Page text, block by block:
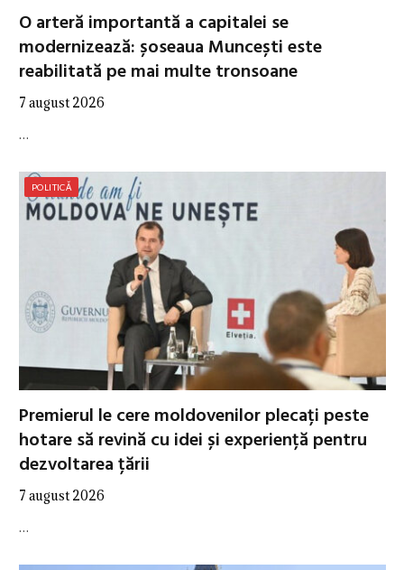
O arteră importantă a capitalei se
modernizează: șoseaua Muncești este
reabilitată pe mai multe tronsoane
7 august 2026
…
POLITICĂ
Premierul le cere moldovenilor plecați peste
hotare să revină cu idei și experiență pentru
dezvoltarea țării
7 august 2026
…